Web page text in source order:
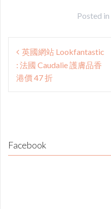
Posted in
Post
navigation
英國網站 Lookfantastic
: 法國 Caudalie 護膚品香
港價 47 折
Facebook